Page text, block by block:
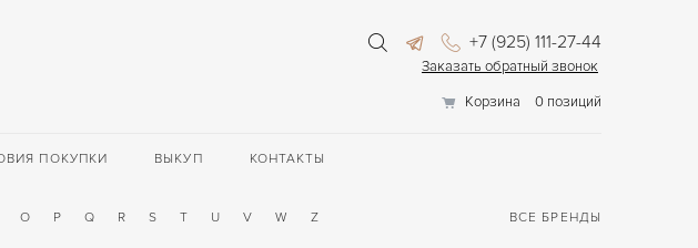
+7 (925) 111-27-44
Заказать обратный звонок
Корзина
0 позиций
ПОКУПКИ ВЫКУП КОНТАКТЫ
O P Q R S T U V W Z ВСЕ БРЕНДЫ